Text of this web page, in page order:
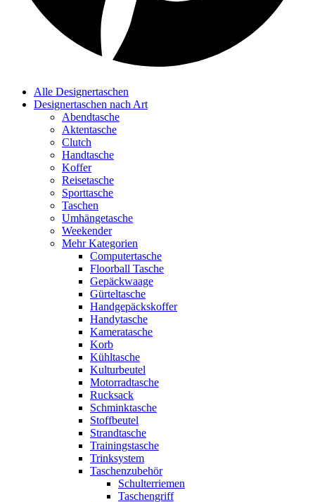
Alle Designertaschen
Designertaschen nach Art
Abendtasche
Aktentasche
Clutch
Handtasche
Koffer
Reisetasche
Sporttasche
Taschen
Umhängetasche
Weekender
Mehr Kategorien
Computertasche
Floorball Tasche
Gepäckwaage
Gürteltasche
Handgepäckskoffer
Handytasche
Kameratasche
Korb
Kühltasche
Kulturbeutel
Motorradtasche
Rucksack
Schminktasche
Stoffbeutel
Strandtasche
Trainingstasche
Trinksystem
Taschenzubehör
Schulterriemen
Taschengriff